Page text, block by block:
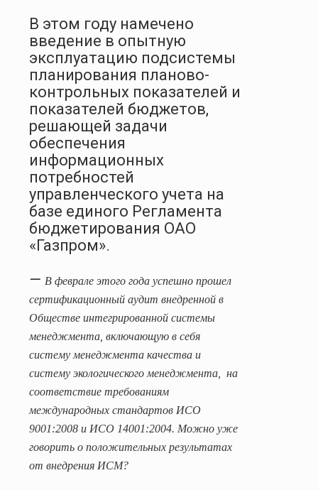
В этом году намечено
введение в опытную
эксплуатацию подсистемы
планирования планово-
контрольных показателей и
показателей бюджетов,
решающей задачи
обеспечения
информационных
потребностей
управленческого учета на
базе единого Регламента
бюджетирования ОАО
«Газпром».
— В феврале этого года успешно прошел
сертификационный аудит внедренной в
Обществе интегрированной системы
менеджмента, включающую в себя
систему менеджмента качества и
систему экологического менеджмента, на
соответствие требованиям
международных стандартов ИСО
9001:2008 и ИСО 14001:2004. Можно уже
говорить о положительных результатах
от внедрения ИСМ?